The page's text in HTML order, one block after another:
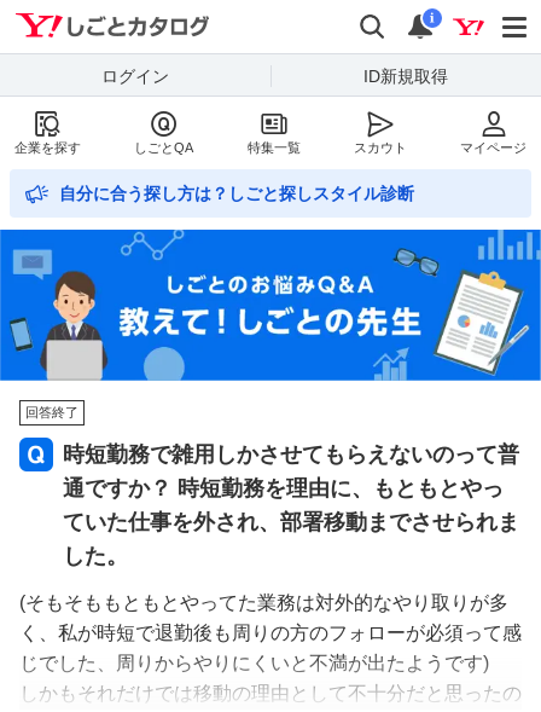
Yahoo!しごとカタログ
検索
通知
i
ログイン ID新規取得
企業を探す しごとQA 特集一覧 スカウト マイページ
自分に合う探し方は？しごと探しスタイル診断
回答終了
時短勤務で雑用しかさせてもらえないのって普
通ですか？ 時短勤務を理由に、もともとやっ
ていた仕事を外され、部署移動までさせられま
した。
(そもそももともとやってた業務は対外的なやり取りが多
く、私が時短で退勤後も周りの方のフォローが必須って感
じでした、周りからやりにくいと不満が出たようです)
しかもそれだけでは移動の理由として不十分だと思ったの